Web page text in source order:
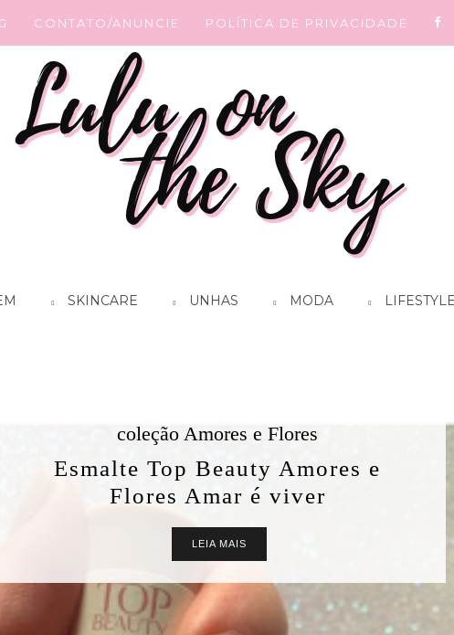
CONTATO/ANUNCIE POLÍTICA DE PRIVACIDADE
SKINCARE UNHAS MODA LIFESTYLE
coleção Amores e Flores
Esmalte Top Beauty Amores e
Flores Amar é viver
LEIA MAIS